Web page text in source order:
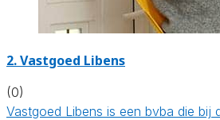
2. Vastgoed Libens
(0)
Vastgoed Libens is een bvba die